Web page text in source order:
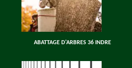
ABATTAGE D'ARBRES 36 INDRE